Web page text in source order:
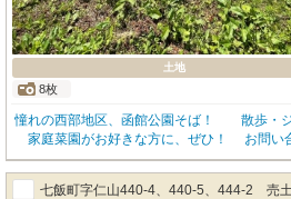
土地
8枚
憧れの西部地区、函館公園そば！ 散歩・
家庭菜園がお好きな方に、ぜひ！ お問い
部☎41-3844まで、お気軽に☆
七飯町字仁山440-4、440-5、444-2 売